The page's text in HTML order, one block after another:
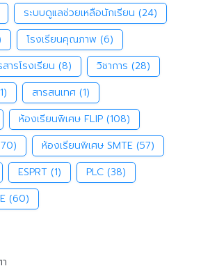
ระบบดูแลช่วยเหลือนักเรียน (24)
โรงเรียนคุณภาพ (6)
สารโรงเรียน (8) วิชาการ (28)
สารสนเทศ (1)
ห้องเรียนพิเศษ FLIP (108)
ห้องเรียนพิเศษ SMTE (57)
ESPRT (1) PLC (38)
(60)